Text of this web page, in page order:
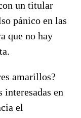
un titular
pánico en las
que no hay
amarillos?
interesadas en
el